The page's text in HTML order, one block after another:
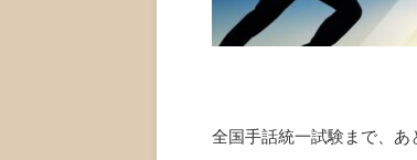
全国手話統一試験まで、あ